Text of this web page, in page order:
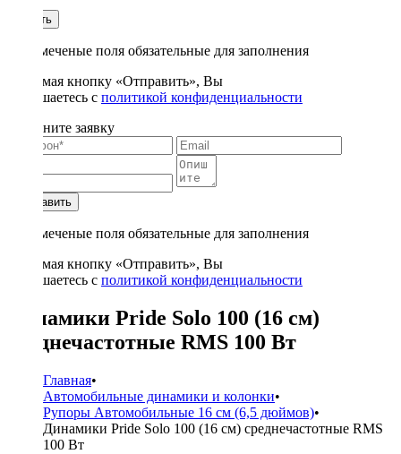
Купить
* - отмеченые поля обязательные для заполнения
Нажимая кнопку «Отправить», Вы
соглашаетесь с политикой конфиденциальности
Заполните заявку
Отправить
* - отмеченые поля обязательные для заполнения
Нажимая кнопку «Отправить», Вы
соглашаетесь с политикой конфиденциальности
Динамики Pride Solo 100 (16 см)
среднечастотные RMS 100 Вт
Главная•
Автомобильные динамики и колонки•
Рупоры Автомобильные 16 см (6,5 дюймов)•
Динамики Pride Solo 100 (16 см) среднечастотные RMS
100 Вт